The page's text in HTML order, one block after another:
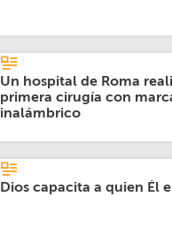
Un hospital de Roma
primera cirugía con
inalámbrico
Dios capacita a quien Él